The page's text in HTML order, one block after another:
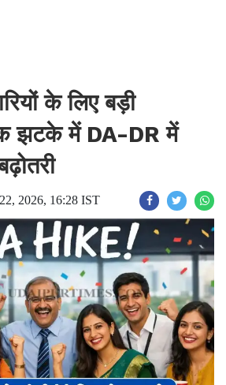
के लिए बड़ी
झटके में DA-DR में
2026, 16:28 IST